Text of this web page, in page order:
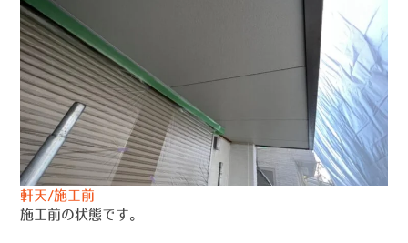
軒天/施工前
施工前の状態です。